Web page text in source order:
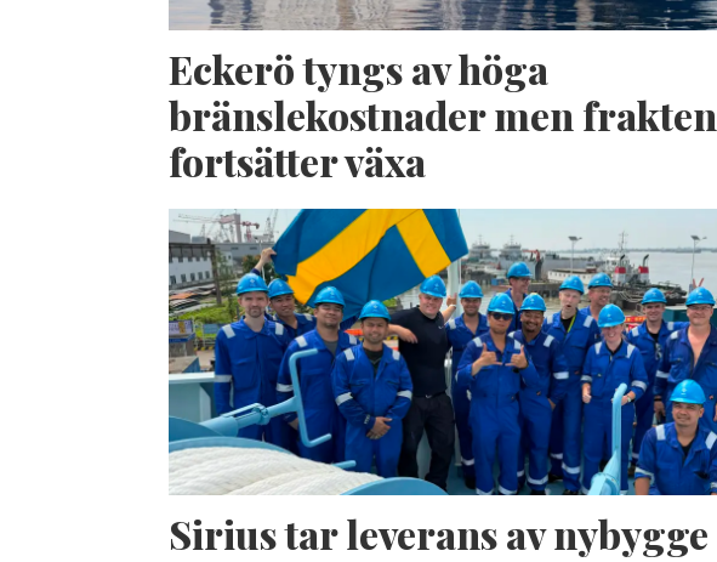
Eckerö tyngs av höga
bränslekostnader men frakten
fortsätter växa
Sirius tar leverans av nybygge